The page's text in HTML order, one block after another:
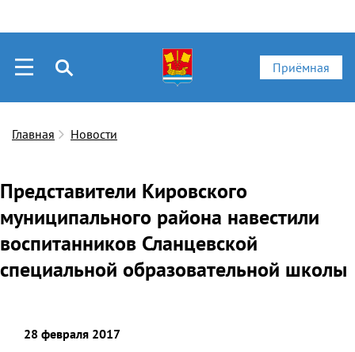
Приёмная
Главная Новости
Представители Кировского
муниципального района навестили
воспитанников Сланцевской
специальной образовательной школы
28 февраля 2017